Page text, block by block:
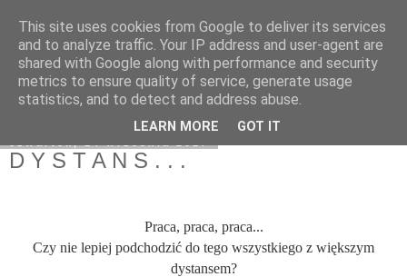
On My Way
D Y S T A N S . . .
Praca, praca, praca...
Czy nie lepiej podchodzić do tego wszystkiego z większym
dystansem?
This site uses cookies from Google to deliver its services
and to analyze traffic. Your IP address and user-agent are
shared with Google along with performance and security
metrics to ensure quality of service, generate usage
statistics, and to detect and address abuse.
LEARN MORE GOT IT